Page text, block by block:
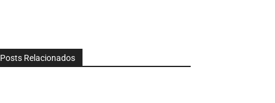
Posts Relacionados